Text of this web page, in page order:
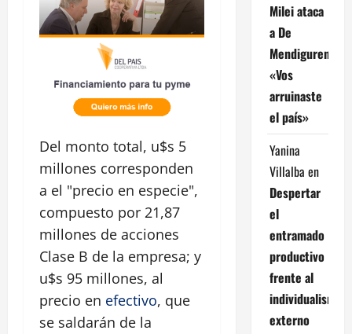
Del monto total, u$s 5
millones corresponden
a el "precio en especie",
compuesto por 21,87
millones de acciones
Clase B de la empresa; y
u$s 95 millones, al
precio en efectivo, que
se saldarán de la
Milei ataca
a De
Mendiguren:
«Vos
arruinaste
el país»
Yanina
Villalba en
Despertar
el
entramado
productivo
frente al
individualismo
externo